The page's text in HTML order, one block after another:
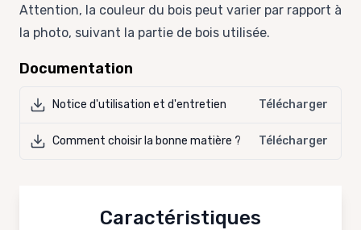
Attention, la couleur du bois peut varier par rapport à
la photo, suivant la partie de bois utilisée.
Documentation
Notice d'utilisation et d'entretien Télécharger
Comment choisir la bonne matière ? Télécharger
Caractéristiques